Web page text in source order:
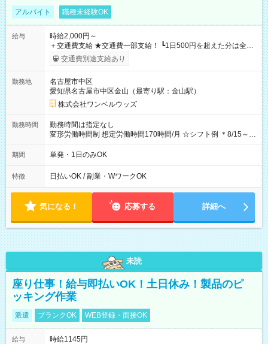
アルバイト 職種未経験OK
給与
時給2,000円～
＋交通費支給 ★交通費一部支給！ ┗1日500円を超えた分は全額
支給！ ※往復500円以内の方は自己負担となります ★日払い
OK！（規定あり） ┗働いたその日に現金GET♪ お仕事後はコン
期間なし
交通費別途支給あり
勤務地
名古屋市中区
愛知県名古屋市中区金山（最寄り駅：金山駅）
株式会社ワンベルウッズ
勤務時間
勤務時間は指定なし
変形労働時間制 想定労働時間170時間/月 ☆シフト例 ＊8/15～
10/26 全日共通 08：00～12：00 17：00～21：00 ＊8/31
～9/19のみ下記シフトもあります！ 12：00～16：00 ＊9/6～
00
期間 単発・1日のみOK
特徴 日払いOK / 副業・WワークOK
気になる！ 応募する 詳細へ
未読
座り仕事！給与即払いOK！土日休み！製品のピ
ッキング作業
派遣 ブランクOK WEB登録・面接OK
給与
時給1145円